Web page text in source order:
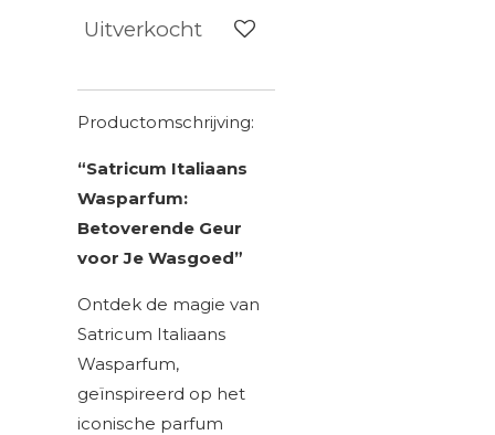
Uitverkocht
Productomschrijving:
“Satricum Italiaans
Wasparfum:
Betoverende Geur
voor Je Wasgoed”
Ontdek de magie van
Satricum Italiaans
Wasparfum,
geïnspireerd op het
iconische parfum